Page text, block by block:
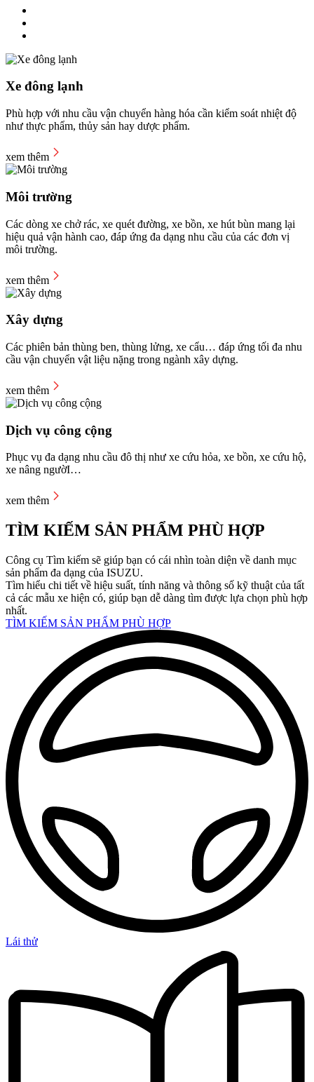
Xe đông lạnh
Phù hợp với nhu cầu vận chuyển hàng hóa cần kiểm soát nhiệt độ
như thực phẩm, thủy sản hay dược phẩm.
xem thêm
Môi trường
Các dòng xe chở rác, xe quét đường, xe bồn, xe hút bùn mang lại
hiệu quả vận hành cao, đáp ứng đa dạng nhu cầu của các đơn vị
môi trường.
xem thêm
Xây dựng
Các phiên bản thùng ben, thùng lửng, xe cẩu… đáp ứng tối đa nhu
cầu vận chuyển vật liệu nặng trong ngành xây dựng.
xem thêm
Dịch vụ công cộng
Phục vụ đa dạng nhu cầu đô thị như xe cứu hỏa, xe bồn, xe cứu hộ,
xe nâng ngườI…
xem thêm
TÌM KIẾM SẢN PHẨM PHÙ HỢP
Công cụ Tìm kiếm sẽ giúp bạn có cái nhìn toàn diện về danh mục
sản phẩm đa dạng của ISUZU.
Tìm hiểu chi tiết về hiệu suất, tính năng và thông số kỹ thuật của tất
cả các mẫu xe hiện có, giúp bạn dễ dàng tìm được lựa chọn phù hợp
nhất.
TÌM KIẾM SẢN PHẨM PHÙ HỢP
Lái thử